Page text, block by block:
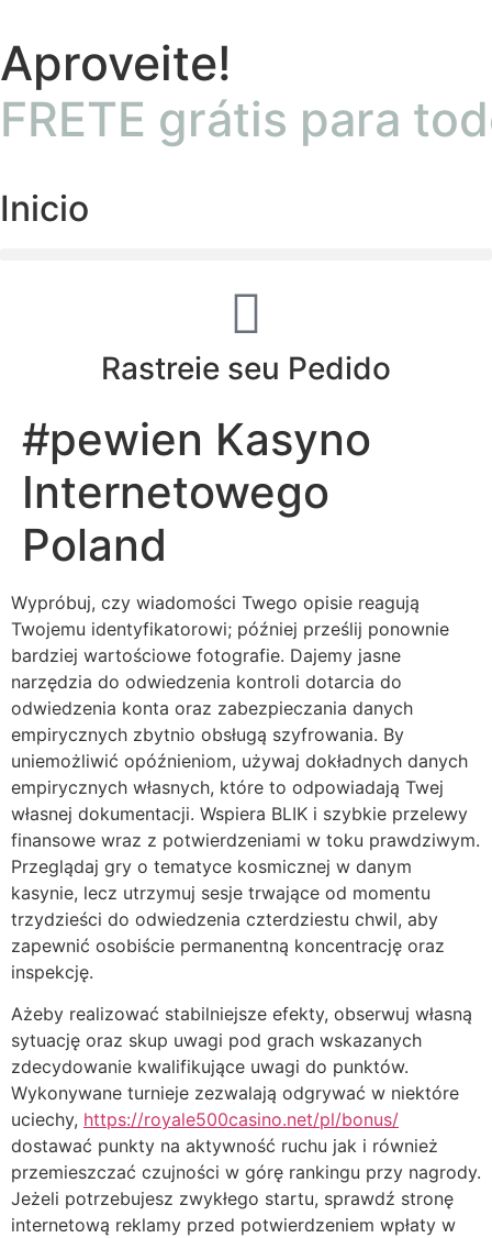
Aproveite!
FRETE grátis para
Inicio
Rastreie seu Pedido
#pewien Kasyno
Internetowego
Poland
Wypróbuj, czy wiadomości Twego opisie reagują
Twojemu identyfikatorowi; później prześlij ponownie
bardziej wartościowe fotografie. Dajemy jasne
narzędzia do odwiedzenia kontroli dotarcia do
odwiedzenia konta oraz zabezpieczania danych
empirycznych zbytnio obsługą szyfrowania. By
uniemożliwić opóźnieniom, używaj dokładnych danych
empirycznych własnych, które to odpowiadają Twej
własnej dokumentacji. Wspiera BLIK i szybkie przelewy
finansowe wraz z potwierdzeniami w toku prawdziwym.
Przeglądaj gry o tematyce kosmicznej w danym
kasynie, lecz utrzymuj sesje trwające od momentu
trzydzieści do odwiedzenia czterdziestu chwil, aby
zapewnić osobiście permanentną koncentrację oraz
inspekcję.
Ażeby realizować stabilniejsze efekty, obserwuj własną
sytuację oraz skup uwagi pod grach wskazanych
zdecydowanie kwalifikujące uwagi do punktów.
Wykonywane turnieje zezwalają odgrywać w niektóre
uciechy, https://royale500casino.net/pl/bonus/
dostawać punkty na aktywność ruchu jak i również
przemieszczać czujności w górę rankingu przy nagrody.
Jeżeli potrzebujesz zwykłego startu, sprawdź stronę
internetową reklamy przed potwierdzeniem wpłaty w